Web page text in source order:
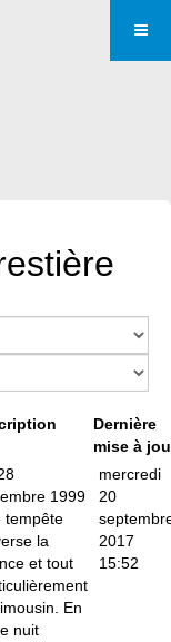
Dernière
mise à
1999
tempête
la
et tout
En
nuit
mercredi
20
2017
15:52